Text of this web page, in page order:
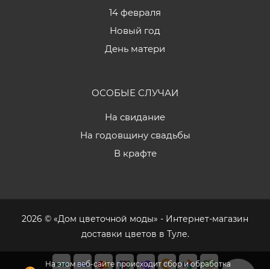
На этом веб-сайте происходит сбор и обработка
14 февраля
Новый год
День матери
ОСОБЫЕ СЛУЧАИ
На свидание
На годовщину свадьбы
В крафте
2026 © «Дом цветочной моды» - Интернет-магазин
доставки цветов в Туле.